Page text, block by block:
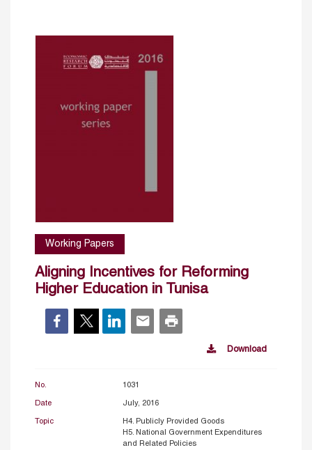
Working Papers
Aligning Incentives for Reforming
Higher Education in Tunisa
Download
No. 1031
Date July, 2016
Topic
H4. Publicly Provided Goods
H5. National Government Expenditures
and Related Policies